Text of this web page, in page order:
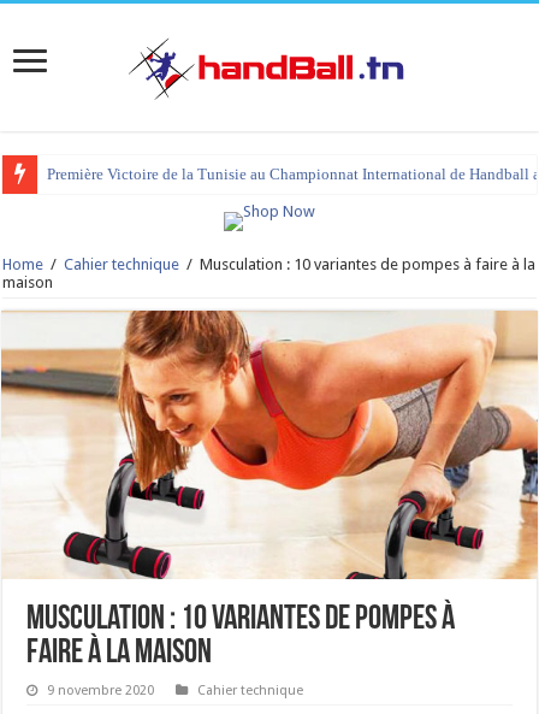
Première Victoire de la Tunisie au Championnat International de Handball
tournoi international Hammamet 2023 : programme et liste des joueurs
Home / Cahier technique / Musculation : 10 variantes de pompes à faire à la
maison
Musculation : 10 variantes de pompes à
faire à la maison
9 novembre 2020 Cahier technique